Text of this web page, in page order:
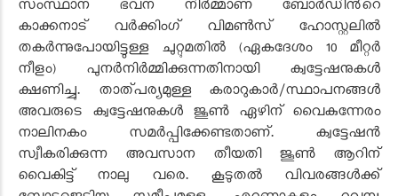
സംസ്ഥാന ഭവന നിർമ്മാണ ബോർഡിൻ്റെ
കാക്കനാട് വർക്കിംഗ് വിമൺസ് ഹോസ്റ്റലിൽ
തകർന്നുപോയിട്ടുള്ള ചുറ്റുമതിൽ (ഏകദേശം 10 മീറ്റർ
നീളം) പുനർനിർമ്മിക്കുന്നതിനായി ക്വട്ടേഷനുകൾ
ക്ഷണിച്ചു. താത്പര്യമുള്ള കരാറുകാർ/സ്ഥാപനങ്ങൾ
അവരുടെ ക്വട്ടേഷനുകൾ ജൂൺ ഏഴിന് വൈകുന്നേരം
നാലിനകം സമർപ്പിക്കേണ്ടതാണ്. ക്വട്ടേഷൻ
സ്വീകരിക്കുന്ന അവസാന തീയതി ജൂൺ ആറിന്
വൈകിട്ട് നാലു വരെ. കൂടുതൽ വിവരങ്ങൾക്ക്